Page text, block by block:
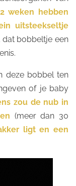
weken hebben
uitsteekseltje
dat bobbeltje een
deze bobbel ten
of je baby
zou de nub in
(meer dan 30
ligt en een